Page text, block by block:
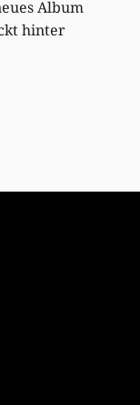
Album
hinter